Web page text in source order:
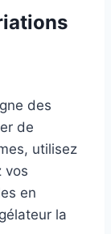
des
de
utilisez
vos
en
la